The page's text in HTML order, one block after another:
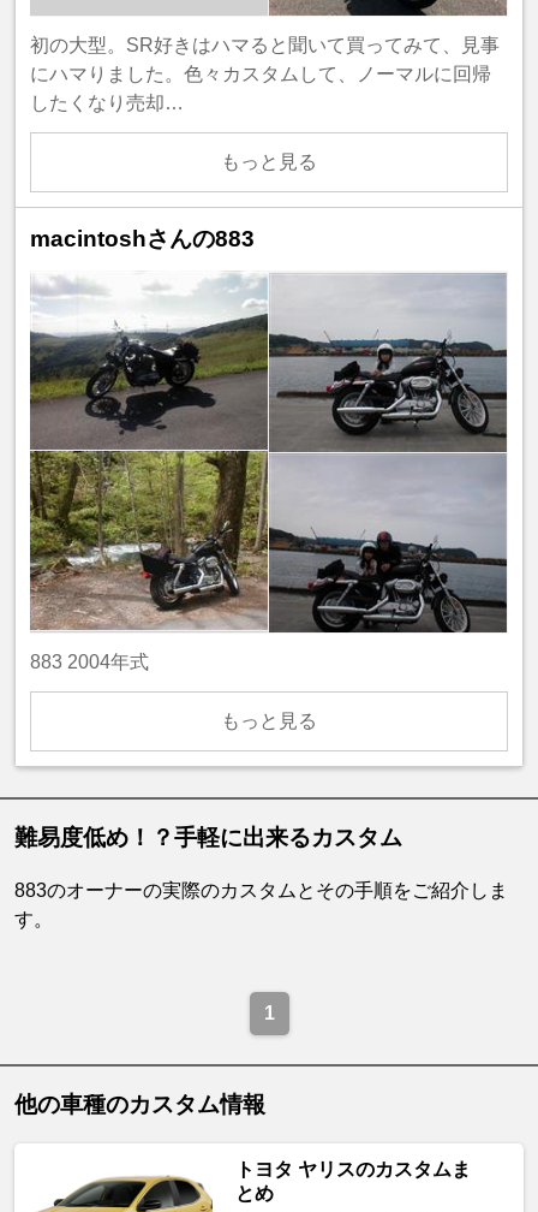
初の大型。SR好きはハマると聞いて買ってみて、見事
にハマりました。色々カスタムして、ノーマルに回帰
したくなり売却…
もっと見る
macintoshさんの883
883 2004年式
もっと見る
難易度低め！？手軽に出来るカスタム
883のオーナーの実際のカスタムとその手順をご紹介しま
す。
1
他の車種のカスタム情報
トヨタ ヤリスのカスタムま
とめ